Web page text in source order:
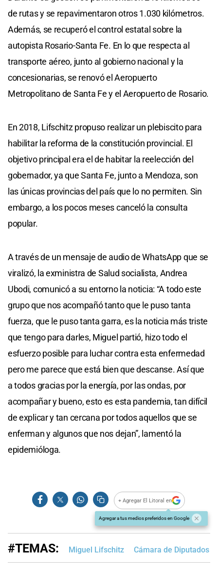
de rutas y se repavimentaron otros 1.030 kilómetros.
Además, se recuperó el control estatal sobre la
autopista Rosario-Santa Fe. En lo que respecta al
transporte aéreo, junto al gobierno nacional y la
concesionarias, se renovó el Aeropuerto
Metropolitano de Santa Fe y el Aeropuerto de Rosario.
En 2018, Lifschitz propuso realizar un plebiscito para
habilitar la reforma de la constitución provincial. El
objetivo principal era el de habitar la reelección del
gobernador, ya que Santa Fe, junto a Mendoza, son
las únicas provincias del país que lo no permiten. Sin
embargo, a los pocos meses canceló la consulta
popular.
A través de un mensaje de audio de WhatsApp que se
viralizó, la exministra de Salud socialista, Andrea
Ubodi, comunicó a su entorno la noticia: “A todo este
grupo que nos acompañó tanto que le puso tanta
fuerza, que le puso tanta garra, es la noticia más triste
que tengo para darles, Miguel partió, hizo todo el
esfuerzo posible para luchar contra esta enfermedad
pero me parece que está bien que descanse. Así que
a todos gracias por la energía, por las ondas, por
acompañar y bueno, esto es esta pandemia, tan difícil
de explicar y tan cercana por todos aquellos que se
enferman y algunos que nos dejan”, lamentó la
epidemióloga.
+ Agregar El Litoral en
Agregar a tus medios preferidos en Google
#TEMAS: Miguel Lifschitz Cámara de Diputados